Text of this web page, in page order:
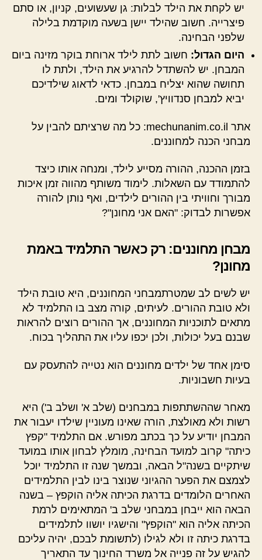
יש לקחת את הילד לבלות: גן שעשועים, קניון, או סתם
פיצרייה. חשוב שהילד יישן בשעה מוקדמת בלילה
שלפני הבחינה.
היום הגדול: חשוב לתת לילד ארוחת בוקר מזינה ביום
המבחן. יש להשתדל להרגיע את הילד, ולתת לו
תחושה שהוא יצליח במבחן. כדאי לדאוג שילדיכם
יביא למבחן סנדוויץ', שוקולד ומים.
אתר mechunanim.co.il: כל מה שרציתם להבין על
מבחני הכנה למחוננים.
בזמן ההכנה, ההורה מסייע לילד, ומנחה אותו כיצד
להתמודד עם השאלות. לימוד משותף מהווה זמן איכות
מבורך וחוויתי בין ההורים לילדים, ואף נותן להורה
אפשרות לבדוק: "האם אני מחונן"?
מבחן מחוננים: רק כאשר התלמיד באמת
מחונן?
יש לשים לב שמטרתמבחני המחוננים, היא טובת הילד
ולא טובת ההורים. לעיתים, קורה מצב בו התלמיד לא
מתאים לתוכניות המחוננים, אך ההורים רוצים להראות
שבנם בעל יכולות, ולכן יכפו עליו את התהליך בכוח.
סימן אחד של ילדים מחוננים הוא נטייה להתעסק עם
בעיות חשבוניות.
מאחר שההשתתפות במבחנים (שלב א' ושלב ב') היא
רשות ולא מאולצת, הורה שאינו מעוניין שילדו יעבור את
המבחן יודיע על כך בכתב מפורש. אם התלמיד "קפץ
כיתה" קרוב למועד הבחינה, מומלץ לבחון אותו במועד
שיתקיים בשנה"ל הבאה, ובמשך שנה זו התלמיד יוכל
לצמצם את הפער ההגיוני שנוצר בינו לבין התלמידים
האחרים הלומדים בדרגת הכיתה אליה הוקפץ – בשנה
הבאה הוא ייבחן במבחני שלב ב' המתאימים לרמת
הכיתה אליה הוא "הוקפץ" והישגיו יושוו לתלמידים
בדרגת כיתה זו ולא לגילו (לתשומת לבכם, יהיה עליכם
להגיש על זה פנייה אל משרד החינוך עד התאריך